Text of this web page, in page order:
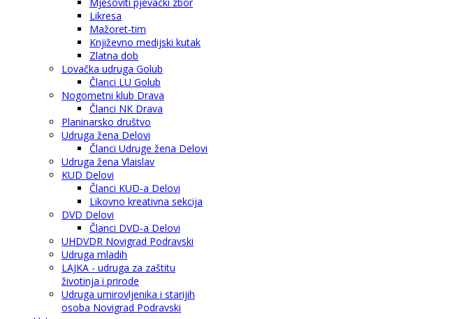
Likresa
Mažoret-tim
Književno medijski kutak
Zlatna dob
Lovačka udruga Golub
Članci LU Golub
Nogometni klub Drava
Članci NK Drava
Planinarsko društvo
Udruga žena Delovi
Članci Udruge žena Delovi
Udruga žena Vlaislav
KUD Delovi
Članci KUD-a Delovi
Likovno kreativna sekcija
DVD Delovi
Članci DVD-a Delovi
UHDVDR Novigrad Podravski
Udruga mladih
LAJKA - udruga za zaštitu
životinja i prirode
Udruga umirovljenika i starijih
osoba Novigrad Podravski